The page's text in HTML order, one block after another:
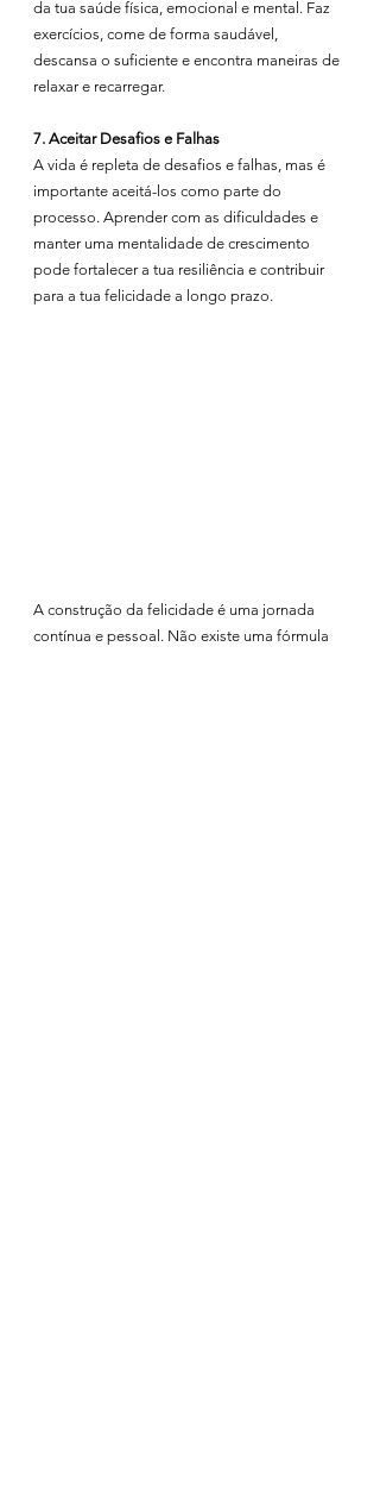
da tua saúde física, emocional e mental. Faz
exercícios, come de forma saudável,
descansa o suficiente e encontra maneiras de
relaxar e recarregar.
7. Aceitar Desafios e Falhas
A vida é repleta de desafios e falhas, mas é
importante aceitá-los como parte do
processo. Aprender com as dificuldades e
manter uma mentalidade de crescimento
pode fortalecer a tua resiliência e contribuir
para a tua felicidade a longo prazo.
A construção da felicidade é uma jornada
contínua e pessoal. Não existe uma fórmula